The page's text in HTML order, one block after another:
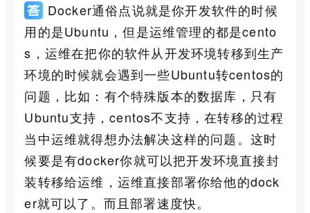
Docker通俗点说就是你开发软件的时候
用的是Ubuntu，但是运维管理的都是cento
s，运维在把你的软件从开发环境转移到生产
环境的时候就会遇到一些Ubuntu转centos的
问题，比如：有个特殊版本的数据库，只有
Ubuntu支持，centos不支持，在转移的过程
当中运维就得想办法解决这样的问题。这时
候要是有docker你就可以把开发环境直接封
装转移给运维，运维直接部署你给他的dock
er就可以了。而且部署速度快。